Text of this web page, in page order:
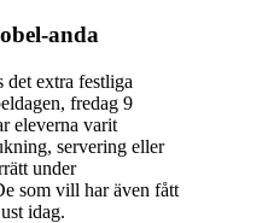
anda
det extra festliga
fredag 9
eleverna varit
servering eller
under
som vill har även fått
idag.